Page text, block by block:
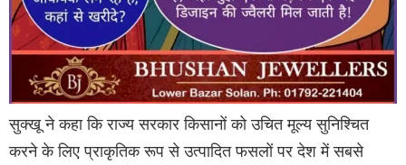
सुक्खू ने कहा कि राज्य सरकार किसानों को उचित मूल्य सुनिश्चित
करने के लिए प्राकृतिक रूप से उत्पादित फसलों पर देश में सबसे